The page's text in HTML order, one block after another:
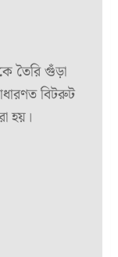
তৈরি গুঁড়া
বিটরুট
হয়।